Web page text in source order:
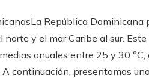
República Dominicana
y el mar Caribe al sur.
anuales entre 25 y 30
continuación, presentamos